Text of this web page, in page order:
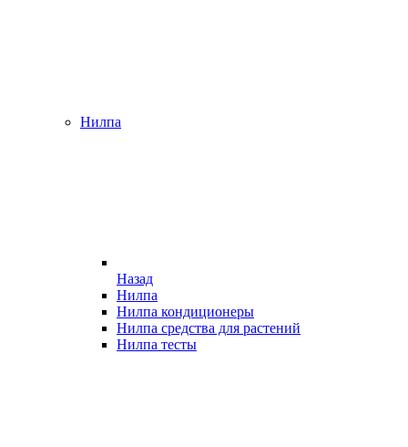
Нилпа
Назад
Нилпа
Нилпа кондиционеры
Нилпа средства для растений
Нилпа тесты